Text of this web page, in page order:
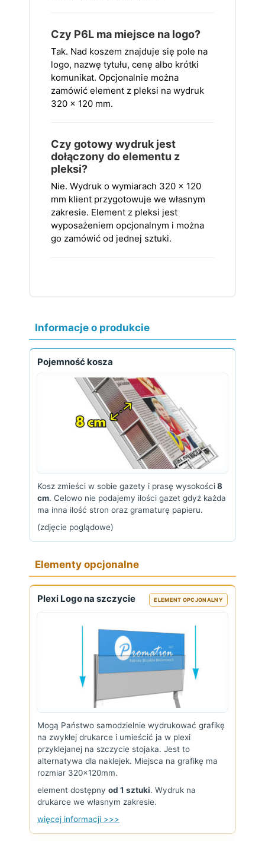
Czy P6L ma miejsce na logo?
Tak. Nad koszem znajduje się pole na
logo, nazwę tytułu, cenę albo krótki
komunikat. Opcjonalnie można
zamówić element z pleksi na wydruk
320 × 120 mm.
Czy gotowy wydruk jest
dołączony do elementu z
pleksi?
Nie. Wydruk o wymiarach 320 × 120
mm klient przygotowuje we własnym
zakresie. Element z pleksi jest
wyposażeniem opcjonalnym i można
go zamówić od jednej sztuki.
Informacje o produkcie
Pojemność kosza
Kosz zmieści w sobie gazety i prasę wysokości8
cm. Celowo nie podajemy ilości gazet gdyż każda
ma inna ilość stron oraz gramaturę papieru.
(zdjęcie poglądowe)
Elementy opcjonalne
Plexi Logo na szczycie ELEMENT OPCJONALNY
Mogą Państwo samodzielnie wydrukować grafikę
na zwykłej drukarce i umieścić ja w plexi
przyklejanej na szczycie stojaka. Jest to
alternatywa dla naklejek. Miejsca na grafikę ma
rozmiar 320x120mm.
element dostępny od 1 sztuki. Wydruk na
drukarce we własnym zakresie.
więcej informacji >>>